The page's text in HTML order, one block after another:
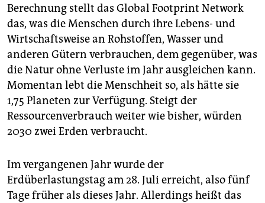
Berechnung stellt das Global Footprint Network
das, was die Menschen durch ihre Lebens- und
Wirtschaftsweise an Rohstoffen, Wasser und
anderen Gütern verbrauchen, dem gegenüber, was
die Natur ohne Verluste im Jahr ausgleichen kann.
Momentan lebt die Menschheit so, als hätte sie
1,75 Planeten zur Verfügung. Steigt der
Ressourcenverbrauch weiter wie bisher, würden
2030 zwei Erden verbraucht.
Im vergangenen Jahr wurde der
Erdüberlastungstag am 28. Juli erreicht, also fünf
Tage früher als dieses Jahr. Allerdings heißt das